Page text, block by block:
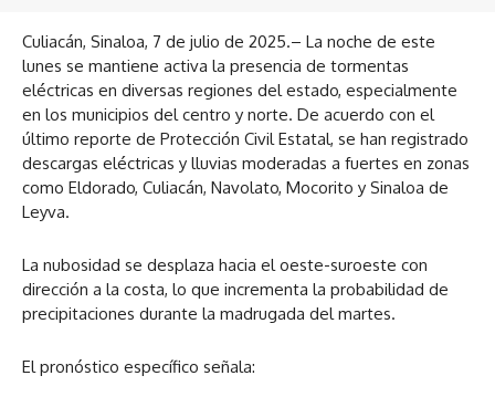
Culiacán, Sinaloa, 7 de julio de 2025.– La noche de este
lunes se mantiene activa la presencia de tormentas
eléctricas en diversas regiones del estado, especialmente
en los municipios del centro y norte. De acuerdo con el
último reporte de Protección Civil Estatal, se han registrado
descargas eléctricas y lluvias moderadas a fuertes en zonas
como Eldorado, Culiacán, Navolato, Mocorito y Sinaloa de
Leyva.
La nubosidad se desplaza hacia el oeste-suroeste con
dirección a la costa, lo que incrementa la probabilidad de
precipitaciones durante la madrugada del martes.
El pronóstico específico señala: